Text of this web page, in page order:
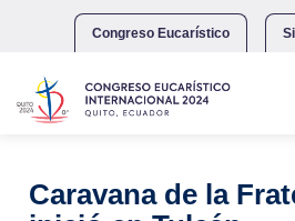
Congreso Eucarístico
Caravana de la